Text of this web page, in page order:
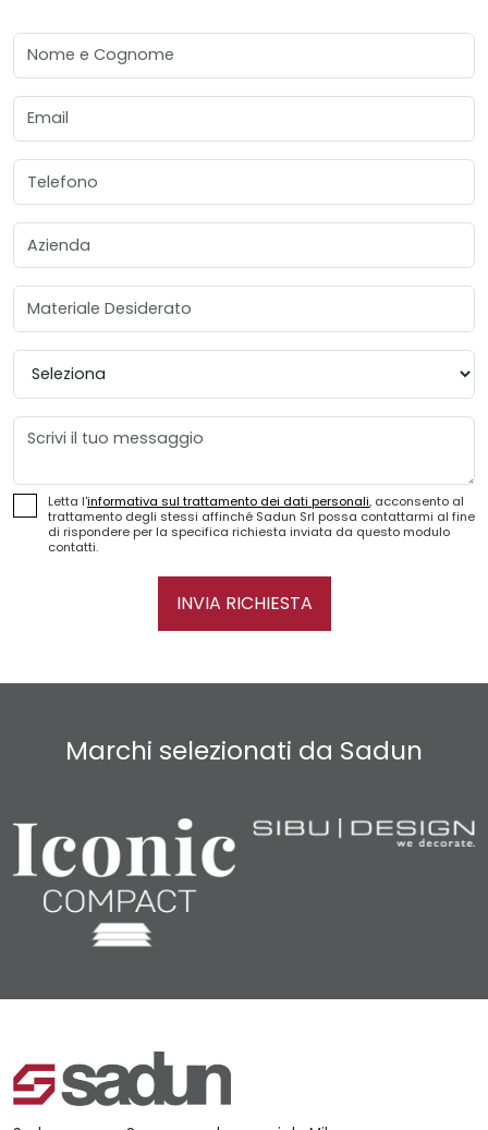
Nome e Cognome
Email
Telefono
Azienda
Materiale Desiderato
Provincia
Messaggio
Letta l'informativa sul trattamento dei dati personali, acconsento al
trattamento degli stessi affinché Sadun Srl possa contattarmi al fine
di rispondere per la specifica richiesta inviata da questo modulo
contatti.
INVIA RICHIESTA
Marchi selezionati da Sadun